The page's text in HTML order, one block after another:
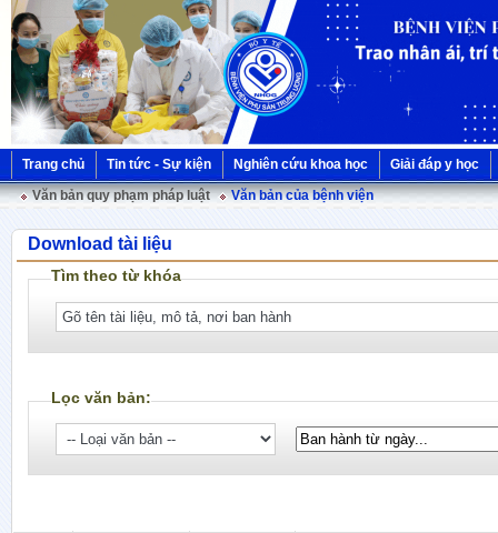
Trang chủ Tin tức - Sự kiện Nghiên cứu khoa học
Giải đáp y học
Văn bản quy phạm pháp luật
Văn bản của bệnh viện
Download tài liệu
Tìm theo từ khóa
Lọc văn bản: